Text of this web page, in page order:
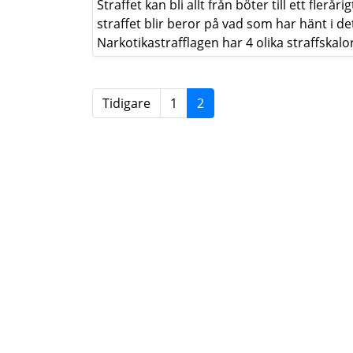
Straffet kan bli allt från böter till ett
straffet blir beror på vad som har hänt i
Narkotikastrafflagen har 4 olika
Tidigare 1 2